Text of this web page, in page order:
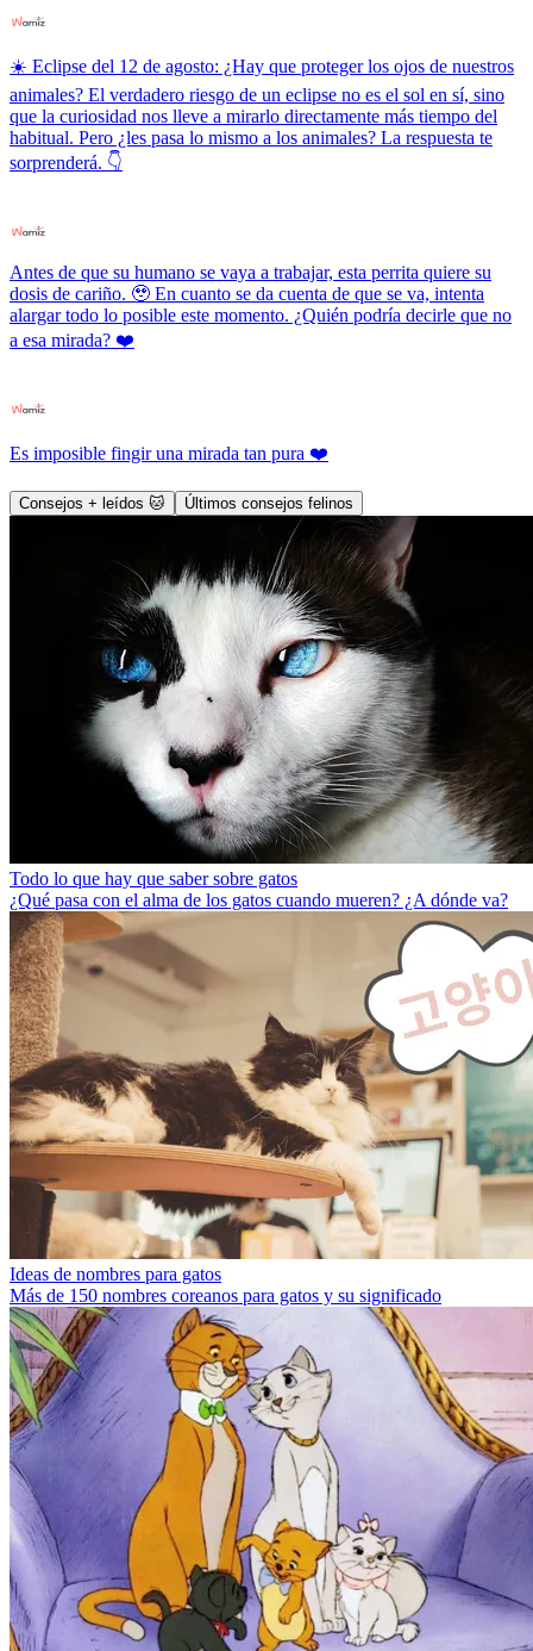
☀️ Eclipse del 12 de agosto: ¿Hay que proteger los ojos de nuestros
animales? El verdadero riesgo de un eclipse no es el sol en sí, sino
que la curiosidad nos lleve a mirarlo directamente más tiempo del
habitual. Pero ¿les pasa lo mismo a los animales? La respuesta te
sorprenderá. 👇
Antes de que su humano se vaya a trabajar, esta perrita quiere su
dosis de cariño. 🥹 En cuanto se da cuenta de que se va, intenta
alargar todo lo posible este momento. ¿Quién podría decirle que no
a esa mirada? ❤️
Es imposible fingir una mirada tan pura ❤️
Consejos + leídos 🐱 Últimos consejos felinos
Todo lo que hay que saber sobre gatos
¿Qué pasa con el alma de los gatos cuando mueren? ¿A dónde va?
Ideas de nombres para gatos
Más de 150 nombres coreanos para gatos y su significado